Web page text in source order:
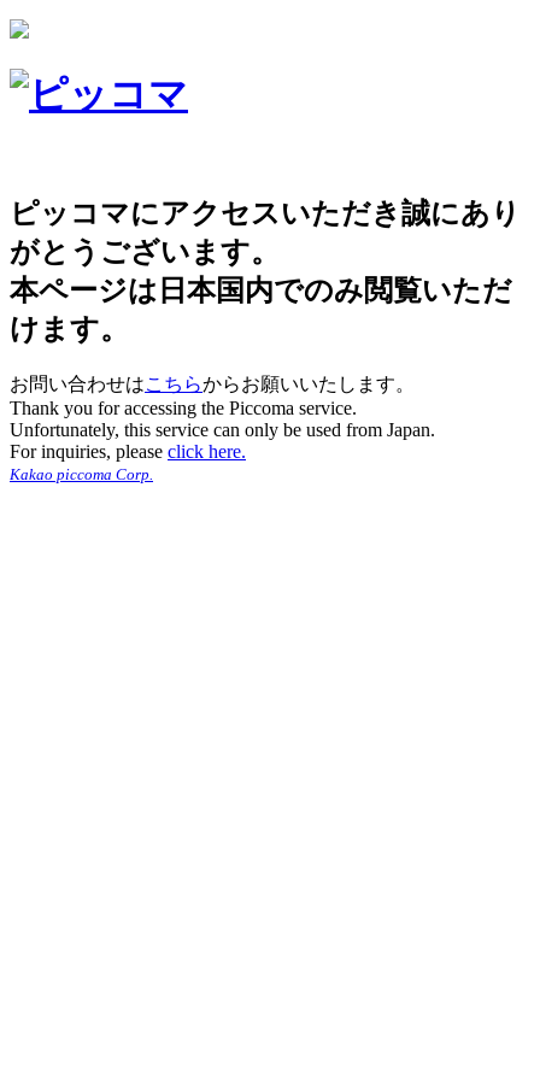
ピッコマにアクセスいただき誠にあり
がとうございます。
本ページは日本国内でのみ閲覧いただ
けます。
お問い合わせはこちらからお願いいたします。
Thank you for accessing the Piccoma service.
Unfortunately, this service can only be used from Japan.
For inquiries, please click here.
Kakao piccoma Corp.